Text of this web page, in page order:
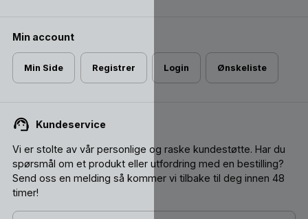
Min account
Min Side Registrer Login Ønskeliste
Kundeservice
Vi er stolte av vår personlige og raske kundestøtte. Har du
spørsmål om et produkt eller utfordring med en bestilling?
Send oss ​​en melding så kommer vi tilbake til deg innen 48
timer!